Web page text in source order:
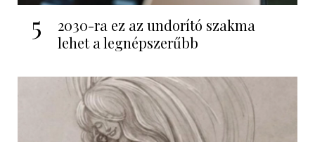
5
2030-ra ez az undorító szakma
lehet a legnépszerűbb